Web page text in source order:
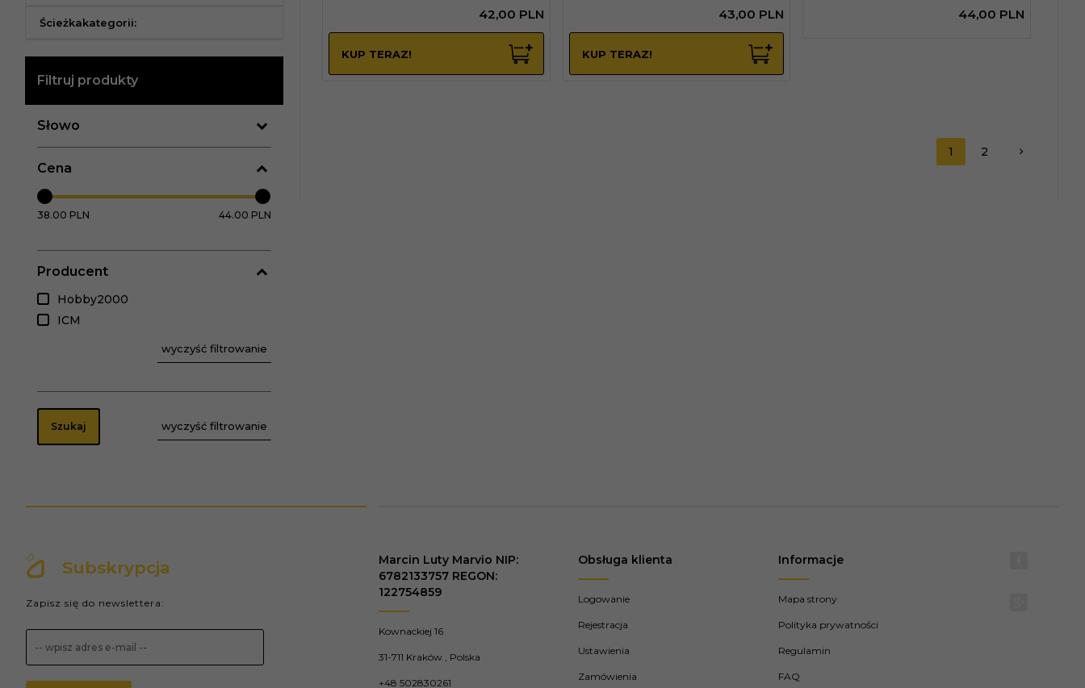
Ścieżkakategorii:
Filtruj produkty
Słowo
Cena
38.00 PLN 44.00 PLN
Producent
Hobby2000
ICM
wyczyść filtrowanie
Szukaj wyczyść filtrowanie
42,00 PLN
KUP TERAZ!
43,00 PLN
KUP TERAZ!
44,00 PLN
1 2
Subskrypcja
Zapisz się do newslettera:
Marcin Luty Marvio NIP:
6782133757 REGON:
122754859
Kownackiej 16
31-711 Kraków , Polska
+48 502830261
Obsługa klienta
Logowanie
Rejestracja
Ustawienia
Zamówienia
Informacje
Mapa strony
Polityka prywatności
Regulamin
FAQ